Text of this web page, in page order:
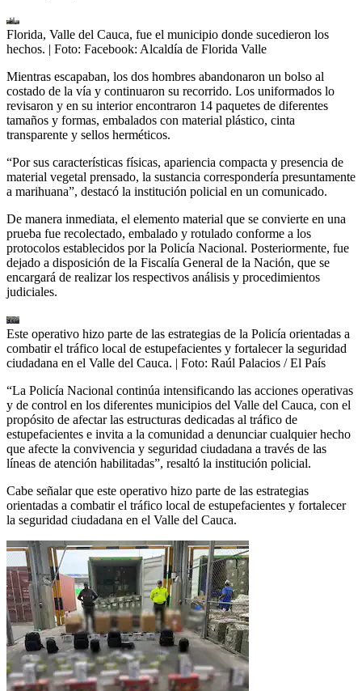
Florida, Valle del Cauca, fue el municipio donde sucedieron los
hechos. | Foto: Facebook: Alcaldía de Florida Valle
Mientras escapaban, los dos hombres abandonaron un bolso al
costado de la vía y continuaron su recorrido. Los uniformados lo
revisaron y en su interior encontraron 14 paquetes de diferentes
tamaños y formas, embalados con material plástico, cinta
transparente y sellos herméticos.
“Por sus características físicas, apariencia compacta y presencia de
material vegetal prensado, la sustancia correspondería presuntamente
a marihuana”, destacó la institución policial en un comunicado.
De manera inmediata, el elemento material que se convierte en una
prueba fue recolectado, embalado y rotulado conforme a los
protocolos establecidos por la Policía Nacional. Posteriormente, fue
dejado a disposición de la Fiscalía General de la Nación, que se
encargará de realizar los respectivos análisis y procedimientos
judiciales.
Este operativo hizo parte de las estrategias de la Policía orientadas a
combatir el tráfico local de estupefacientes y fortalecer la seguridad
ciudadana en el Valle del Cauca. | Foto: Raúl Palacios / El País
“La Policía Nacional continúa intensificando las acciones operativas
y de control en los diferentes municipios del Valle del Cauca, con el
propósito de afectar las estructuras dedicadas al tráfico de
estupefacientes e invita a la comunidad a denunciar cualquier hecho
que afecte la convivencia y seguridad ciudadana a través de las
líneas de atención habilitadas”, resaltó la institución policial.
Cabe señalar que este operativo hizo parte de las estrategias
orientadas a combatir el tráfico local de estupefacientes y fortalecer
la seguridad ciudadana en el Valle del Cauca.